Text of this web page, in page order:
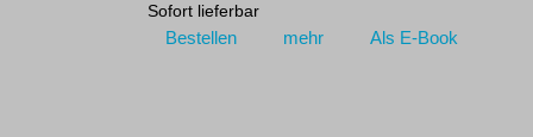
Sofort lieferbar
Bestellen mehr Als E-Book